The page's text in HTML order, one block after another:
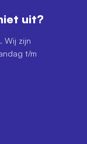
uit?
Wij zijn
t/m